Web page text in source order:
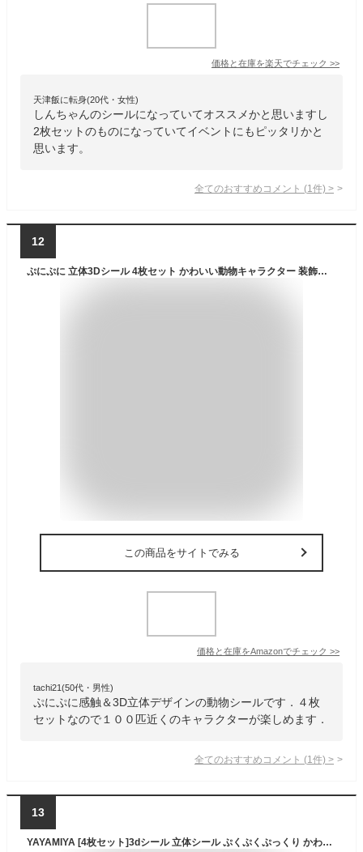
価格と在庫を楽天でチェック >>
天津飯に転身(20代・女性)
しんちゃんのシールになっていてオススメかと思いますし
2枚セットのものになっていてイベントにもピッタリかと
思います。
全てのおすすめコメント (1 件) >
12
ぷにぷに 立体3Dシール 4枚セット かわいい動物キャラクター 装飾用 ごほうび スクイーズ 手帳 日記帳用 貼り付け可能 デコレーション 子供 大人用 手芸用品 プレゼント ギフト
この商品をサイトでみる
価格と在庫をAmazonでチェック >>
tachi21(50代・男性)
ぷにぷに感触＆3D立体デザインの動物シールです．４枚
セットなので１００匹近くのキャラクターが楽しめます．
全てのおすすめコメント (1 件) >
13
YAYAMIYA [4枚セット]3dシール 立体シール ぷくぷくぷっくり かわいい 立体 おしゃれ デコシール ごほうび 子供 貼り付け可能 贈り物 手帳 携帯 女の子 DIY用 手帳用 水筒・スマホケース・アルバム飾り用 貼り付け可能 (Sanrio-4枚セット)